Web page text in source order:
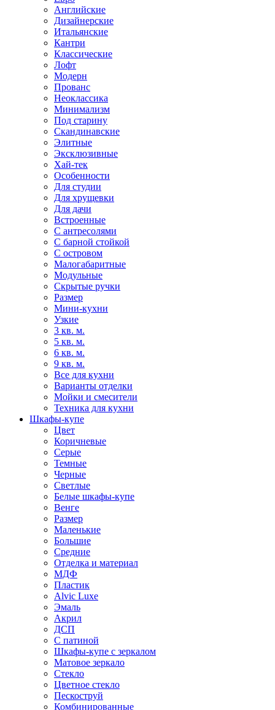
Английские
Дизайнерские
Итальянские
Кантри
Классические
Лофт
Модерн
Прованс
Неоклассика
Минимализм
Под старину
Скандинавские
Элитные
Эксклюзивные
Хай-тек
Особенности
Для студии
Для хрущевки
Для дачи
Встроенные
С антресолями
С барной стойкой
С островом
Малогабаритные
Модульные
Скрытые ручки
Размер
Мини-кухни
Узкие
3 кв. м.
5 кв. м.
6 кв. м.
9 кв. м.
Все для кухни
Варианты отделки
Мойки и смесители
Техника для кухни
Шкафы-купе
Цвет
Коричневые
Серые
Темные
Черные
Светлые
Белые шкафы-купе
Венге
Размер
Маленькие
Большие
Средние
Отделка и материал
МДФ
Пластик
Alvic Luxe
Эмаль
Акрил
ДСП
С патиной
Шкафы-купе с зеркалом
Матовое зеркало
Стекло
Цветное стекло
Пескоструй
Комбинированные